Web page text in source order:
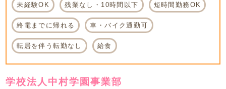
未経験OK 残業なし・10時間以下 短時間勤務OK
終電までに帰れる 車・バイク通勤可
転居を伴う転勤なし 給食
学校法人中村学園事業部